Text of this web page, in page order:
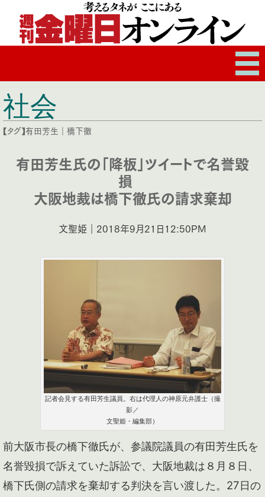
社会
【タグ】有田芳生 ｜ 橋下徹
有田芳生氏の「降板」ツイートで名誉毀
損
大阪地裁は橋下徹氏の請求棄却
文聖姫｜2018年9月21日12:50PM
記者会見する有田芳生議員。右は代理人の神原元弁護士（撮
影／
文聖姫・編集部）
前大阪市長の橋下徹氏が、参議院議員の有田芳生氏を
名誉毀損で訴えていた訴訟で、大阪地裁は８月８日、
橋下氏側の請求を棄却する判決を言い渡した。27日の